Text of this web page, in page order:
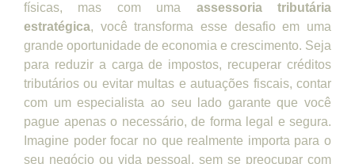
físicas, mas com uma assessoria tributária
estratégica, você transforma esse desafio em uma
grande oportunidade de economia e crescimento. Seja
para reduzir a carga de impostos, recuperar créditos
tributários ou evitar multas e autuações fiscais, contar
com um especialista ao seu lado garante que você
pague apenas o necessário, de forma legal e segura.
Imagine poder focar no que realmente importa para o
seu negócio ou vida pessoal, sem se preocupar com